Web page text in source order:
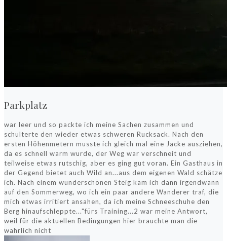
Parkplatz
war leer und so packte ich meine Sachen zusammen und
schulterte den wieder etwas schweren Rucksack. Nach den
ersten Höhenmetern musste ich gleich mal eine Jacke ausziehen,
da es schnell warm wurde, der Weg war verschneit und
teilweise etwas rutschig, aber es ging gut voran. Ein Gasthaus in
der Gegend bietet auch Wild an...aus dem eigenen Wald schätze
ich. Nach einem wunderschönen Steig kam ich dann irgendwann
auf den Sommerweg, wo ich ein paar andere Wanderer traf, die
mich etwas irritiert ansahen, da ich meine Schneeschuhe den
Berg hinaufschleppte..."fürs Training...2 war meine Antwort,
weil für die aktuellen Bedingungen hier brauchte man die
wahrlich nicht